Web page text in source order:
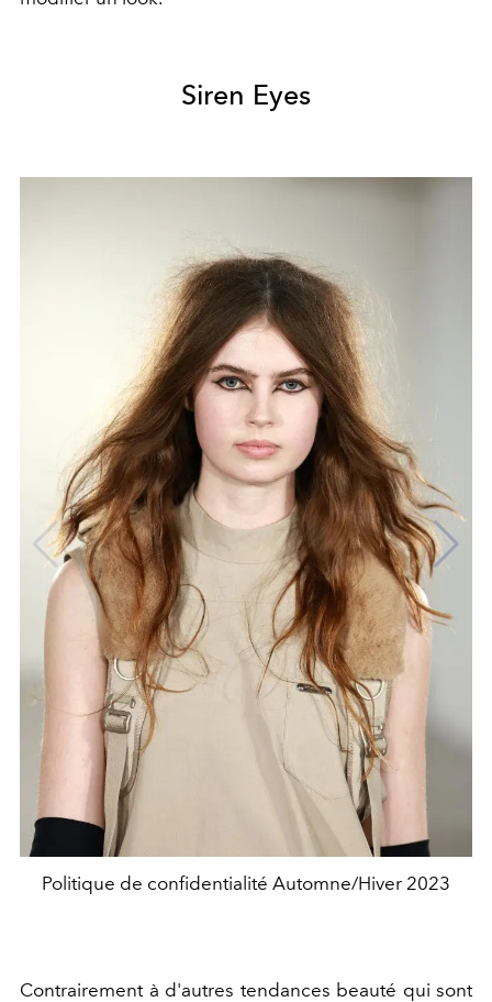
Siren Eyes
Politique de confidentialité Automne/Hiver 2023
Contrairement à d'autres tendances beauté qui sont